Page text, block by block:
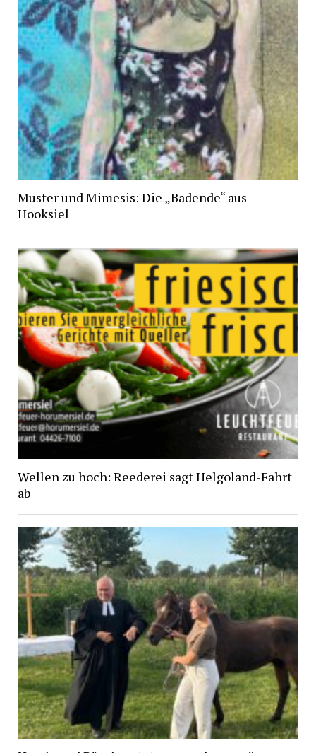
Muster und Mimesis: Die „Badende“ aus
Hooksiel
Wellen zu hoch: Reederei sagt Helgoland-Fahrt
ab